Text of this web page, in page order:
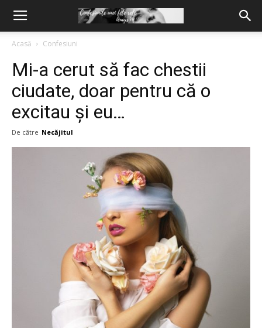
Acasă Confesiuni
Mi-a cerut să fac chestii
ciudate, doar pentru că o
excitau și eu…
De către Necăjitul